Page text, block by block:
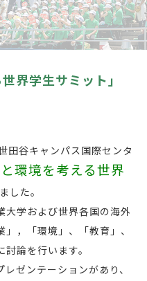
界学生サミット」
谷キャンパス国際センタ
環境を考える世界
した。
学および世界各国の海外
，「環境」、「教育」、
論を行います。
ゼンテーションがあり、